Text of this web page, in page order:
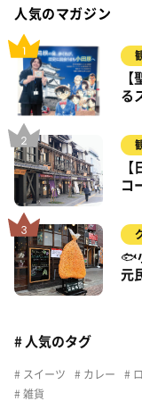
人気のマガジン
る
コ
🐟
元
# 人気のタグ
スイーツ カレー
雑貨